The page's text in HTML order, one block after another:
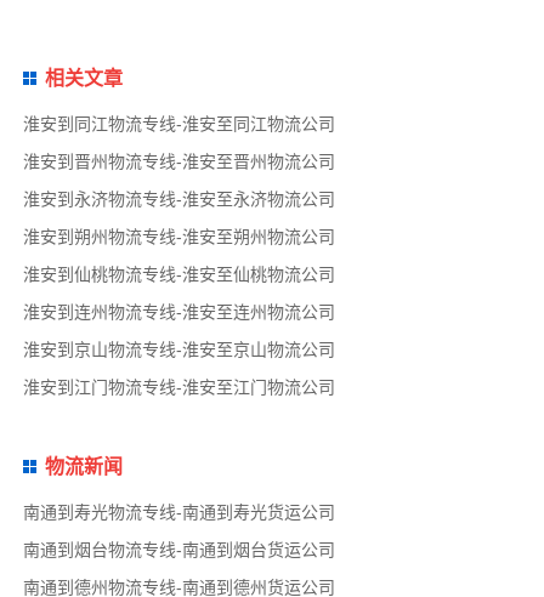
相关文章
淮安到同江物流专线-淮安至同江物流公司
淮安到晋州物流专线-淮安至晋州物流公司
淮安到永济物流专线-淮安至永济物流公司
淮安到朔州物流专线-淮安至朔州物流公司
淮安到仙桃物流专线-淮安至仙桃物流公司
淮安到连州物流专线-淮安至连州物流公司
淮安到京山物流专线-淮安至京山物流公司
淮安到江门物流专线-淮安至江门物流公司
物流新闻
南通到寿光物流专线-南通到寿光货运公司
南通到烟台物流专线-南通到烟台货运公司
南通到德州物流专线-南通到德州货运公司